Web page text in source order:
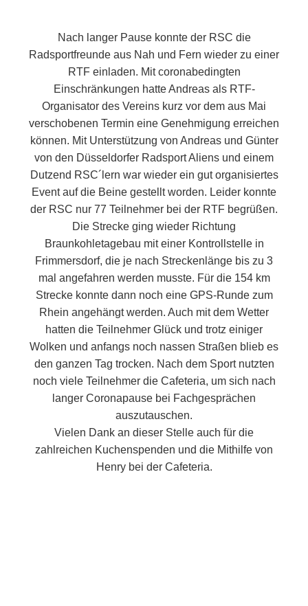
Nach langer Pause konnte der RSC die
Radsportfreunde aus Nah und Fern wieder zu einer
RTF einladen. Mit coronabedingten
Einschränkungen hatte Andreas als RTF-
Organisator des Vereins kurz vor dem aus Mai
verschobenen Termin eine Genehmigung erreichen
können. Mit Unterstützung von Andreas und Günter
von den Düsseldorfer Radsport Aliens und einem
Dutzend RSC´lern war wieder ein gut organisiertes
Event auf die Beine gestellt worden. Leider konnte
der RSC nur 77 Teilnehmer bei der RTF begrüßen.
Die Strecke ging wieder Richtung
Braunkohletagebau mit einer Kontrollstelle in
Frimmersdorf, die je nach Streckenlänge bis zu 3
mal angefahren werden musste. Für die 154 km
Strecke konnte dann noch eine GPS-Runde zum
Rhein angehängt werden. Auch mit dem Wetter
hatten die Teilnehmer Glück und trotz einiger
Wolken und anfangs noch nassen Straßen blieb es
den ganzen Tag trocken. Nach dem Sport nutzten
noch viele Teilnehmer die Cafeteria, um sich nach
langer Coronapause bei Fachgesprächen
auszutauschen.
Vielen Dank an dieser Stelle auch für die
zahlreichen Kuchenspenden und die Mithilfe von
Henry bei der Cafeteria.